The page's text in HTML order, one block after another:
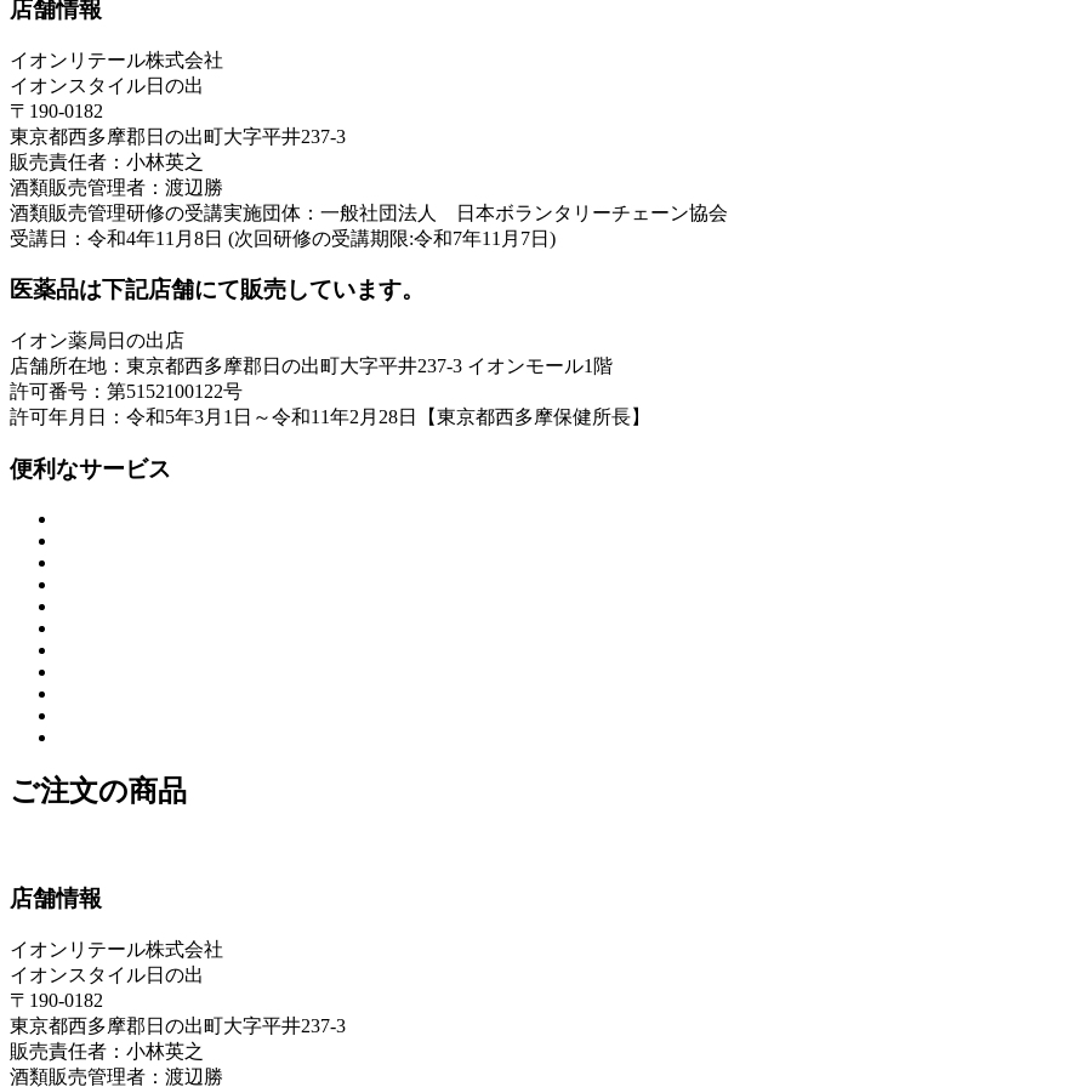
店舗情報
イオンリテール株式会社
イオンスタイル日の出
〒190-0182
東京都西多摩郡日の出町大字平井237-3
販売責任者：小林英之
酒類販売管理者：渡辺勝
酒類販売管理研修の受講実施団体：一般社団法人 日本ボランタリーチェーン協会
受講日：令和4年11月8日 (次回研修の受講期限:令和7年11月7日)
医薬品は下記店舗にて販売しています。
イオン薬局日の出店
店舗所在地：東京都西多摩郡日の出町大字平井237-3 イオンモール1階
許可番号：第5152100122号
許可年月日：令和5年3月1日～令和11年2月28日【東京都西多摩保健所長】
便利なサービス
ご注文の商品
店舗情報
イオンリテール株式会社
イオンスタイル日の出
〒190-0182
東京都西多摩郡日の出町大字平井237-3
販売責任者：小林英之
酒類販売管理者：渡辺勝